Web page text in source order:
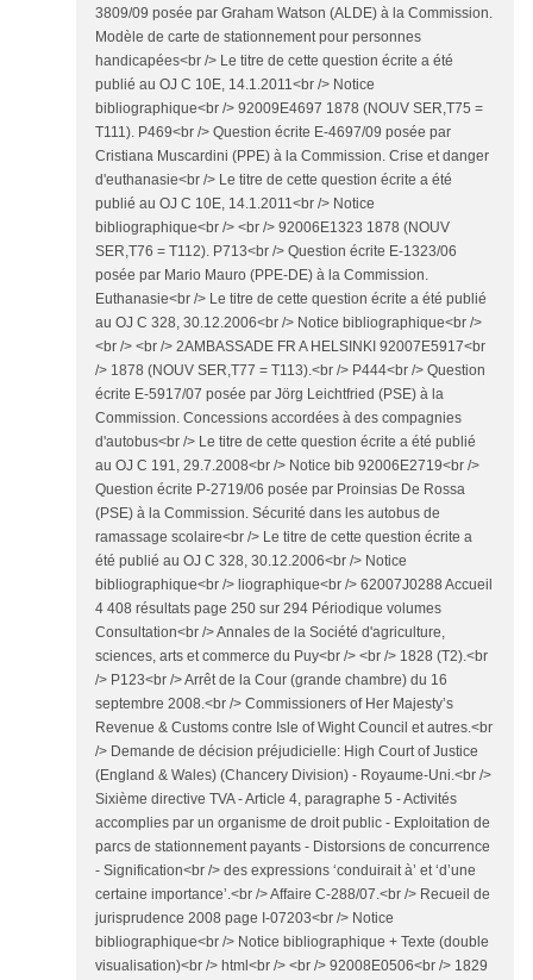
3809/09 posée par Graham Watson (ALDE) à la Commission.
Modèle de carte de stationnement pour personnes
handicapées<br /> Le titre de cette question écrite a été
publié au OJ C 10E, 14.1.2011<br /> Notice
bibliographique<br /> 92009E4697 1878 (NOUV SER,T75 =
T111). P469<br /> Question écrite E-4697/09 posée par
Cristiana Muscardini (PPE) à la Commission. Crise et danger
d'euthanasie<br /> Le titre de cette question écrite a été
publié au OJ C 10E, 14.1.2011<br /> Notice
bibliographique<br /> <br /> 92006E1323 1878 (NOUV
SER,T76 = T112). P713<br /> Question écrite E-1323/06
posée par Mario Mauro (PPE-DE) à la Commission.
Euthanasie<br /> Le titre de cette question écrite a été publié
au OJ C 328, 30.12.2006<br /> Notice bibliographique<br />
<br /> <br /> 2AMBASSADE FR A HELSINKI 92007E5917<br
/> 1878 (NOUV SER,T77 = T113).<br /> P444<br /> Question
écrite E-5917/07 posée par Jörg Leichtfried (PSE) à la
Commission. Concessions accordées à des compagnies
d'autobus<br /> Le titre de cette question écrite a été publié
au OJ C 191, 29.7.2008<br /> Notice bib 92006E2719<br />
Question écrite P-2719/06 posée par Proinsias De Rossa
(PSE) à la Commission. Sécurité dans les autobus de
ramassage scolaire<br /> Le titre de cette question écrite a
été publié au OJ C 328, 30.12.2006<br /> Notice
bibliographique<br /> liographique<br /> 62007J0288 Accueil
4 408 résultats page 250 sur 294 Périodique volumes
Consultation<br /> Annales de la Société d'agriculture,
sciences, arts et commerce du Puy<br /> <br /> 1828 (T2).<br
/> P123<br /> Arrêt de la Cour (grande chambre) du 16
septembre 2008.<br /> Commissioners of Her Majesty’s
Revenue & Customs contre Isle of Wight Council et autres.<br
/> Demande de décision préjudicielle: High Court of Justice
(England & Wales) (Chancery Division) - Royaume-Uni.<br />
Sixième directive TVA - Article 4, paragraphe 5 - Activités
accomplies par un organisme de droit public - Exploitation de
parcs de stationnement payants - Distorsions de concurrence
- Signification<br /> des expressions ‘conduirait à’ et ‘d’une
certaine importance’.<br /> Affaire C-288/07.<br /> Recueil de
jurisprudence 2008 page I-07203<br /> Notice
bibliographique<br /> Notice bibliographique + Texte (double
visualisation)<br /> html<br /> <br /> 92008E0506<br /> 1829